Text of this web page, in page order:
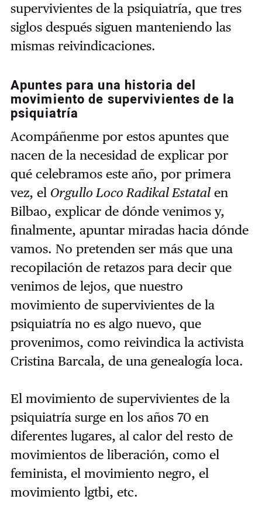
supervivientes de la psiquiatría, que tres
siglos después siguen manteniendo las
mismas reivindicaciones.
Apuntes para una historia del
movimiento de supervivientes de la
psiquiatría
Acompáñenme por estos apuntes que
nacen de la necesidad de explicar por
qué celebramos este año, por primera
vez, el Orgullo Loco Radikal Estatalen
Bilbao, explicar de dónde venimos y,
finalmente, apuntar miradas hacia dónde
vamos. No pretenden ser más que una
recopilación de retazos para decir que
venimos de lejos, que nuestro
movimiento de supervivientes de la
psiquiatría no es algo nuevo, que
provenimos, como reivindica la activista
Cristina Barcala, de una genealogía loca.
El movimiento de supervivientes de la
psiquiatría surge en los años 70 en
diferentes lugares, al calor del resto de
movimientos de liberación, como el
feminista, el movimiento negro, el
movimiento lgtbi, etc.